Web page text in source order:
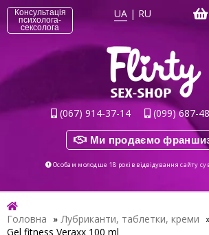
Консультація
психолога-
сексолога
UA | RU
(067) 914-37-14 (099) 687-
Ми продаємо
Особам молодше 18 років відвідування сайту
Головна » Лубриканти, таблетки, креми
Gel fitness Veraxx 100 ml